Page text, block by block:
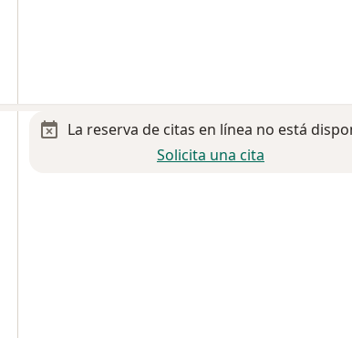
La reserva de citas en línea no está
Solicita una cita